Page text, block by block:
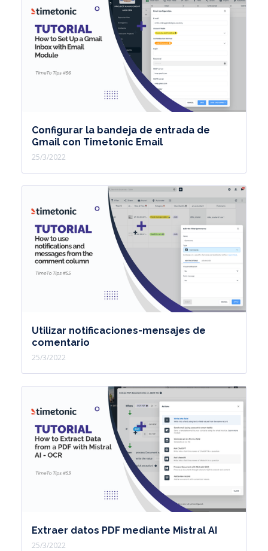
Configurar la bandeja de entrada de
Gmail con Timetonic Email
25/3/2022
Utilizar notificaciones-mensajes de
comentario
25/3/2022
Extraer datos PDF mediante Mistral AI
25/3/2022